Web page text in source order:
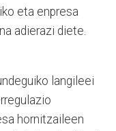
eta enpresa
adierazi diete.
langileei
hornitzaileen